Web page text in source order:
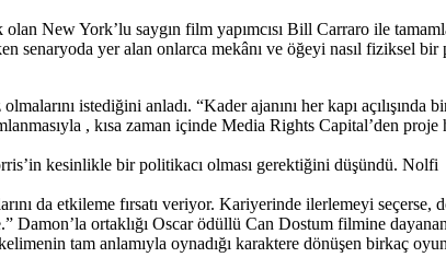
New York’lu saygın film yapımcısı Bill Carraro ile
senaryoda yer alan onlarca mekânı ve öğeyi nasıl fiziksel bir
istediğini anladı. “Kader ajanını her kapı açılışında
, kısa zaman içinde Media Rights Capital’den proje
kesinlikle bir politikacı olması gerektiğini düşündü.
da etkileme fırsatı veriyor. Kariyerinde ilerlemeyi
ortaklığı Oscar ödüllü Can Dostum filmine
tam anlamıyla oynadığı karaktere dönüşen birkaç